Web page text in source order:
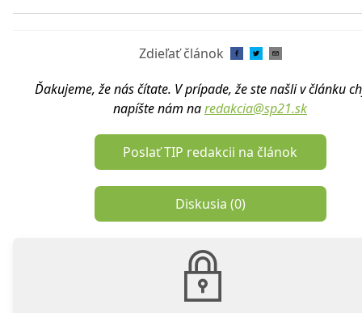
Zdieľať článok
Ďakujeme, že nás čítate. V prípade, že ste našli v článku
napíšte nám naredakcia@sp21.sk
Poslať TIP redakcii na článok
Diskusia (0)